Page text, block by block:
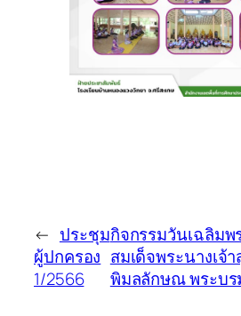
← ประชุม
ผู้ปกครอง
1/2566
กิจกรรมวันเฉลิม
สมเด็จพระนางเจ้
พิมลลักษณ พระบ